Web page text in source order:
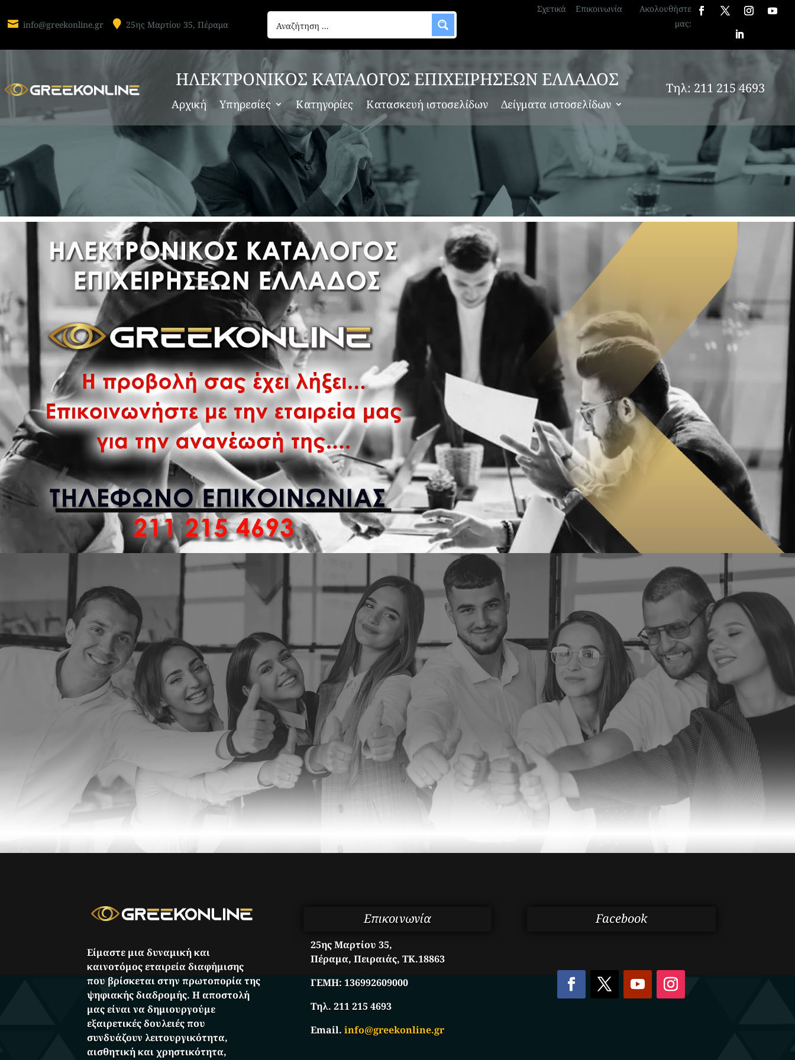
 info@greekonline.gr  25ης Μαρτίου 35, Πέραμα
Σχετικά Επικοινωνία
Ακολουθήστε
μας:
ΗΛΕΚΤΡΟΝΙΚΟΣ ΚΑΤΑΛΟΓΟΣ ΕΠΙΧΕΙΡΗΣΕΩΝ ΕΛΛΑΔΟΣ
Αρχική Υπηρεσίες Κατηγορίες Κατασκευή ιστοσελίδων Δείγματα ιστοσελίδων
Τηλ: 211 215 4693
Είμαστε μια δυναμική και
καινοτόμος εταιρεία διαφήμισης
που βρίσκεται στην πρωτοπορία της
ψηφιακής διαδρομής. Η αποστολή
μας είναι να δημιουργούμε
εξαιρετικές δουλειές που
συνδυάζουν λειτουργικότητα,
αισθητική και χρηστικότητα,
Επικοινωνία
25ης Μαρτίου 35,
Πέραμα, Πειραιάς, ΤΚ.18863
ΓΕΜΗ:136992609000
Τηλ. 211 215 4693
Email.info@greekonline.gr
Facebook